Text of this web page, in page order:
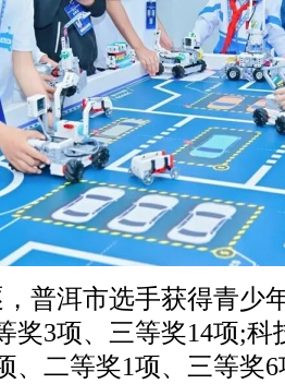
普洱市选手获得青少
奖3项、三等奖14项;
、二等奖1项、三等奖